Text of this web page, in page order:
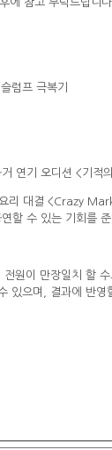
에 참고 부탁드립니다.
럼프 극복기
연기 오디션 <기적
리 대결 <Crazy
할 수 있는 기회를 준
원이 만장일치 할
있으며, 결과에 반